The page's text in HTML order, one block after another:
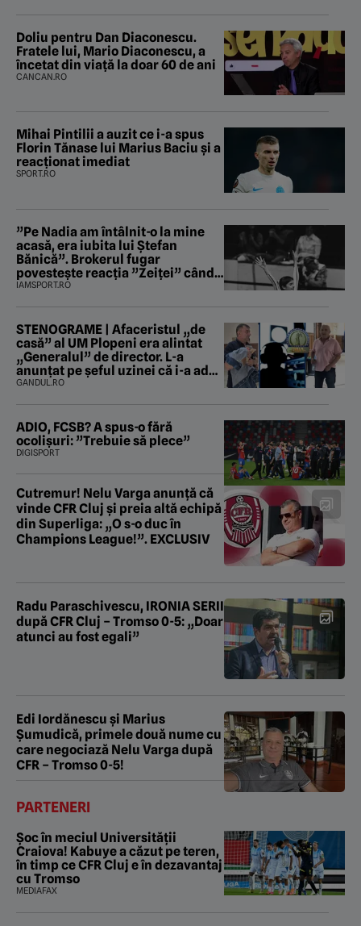
Doliu pentru Dan Diaconescu.
Fratele lui, Mario Diaconescu, a
încetat din viață la doar 60 de ani
CANCAN.RO
Mihai Pintilii a auzit ce i-a spus
Florin Tănase lui Marius Baciu și a
reacționat imediat
SPORT.RO
”Pe Nadia am întâlnit-o la mine
acasă, era iubita lui Ștefan
Bănică”. Brokerul fugar
povestește reacția ”Zeiței” când
i-a intrat în baie
IAMSPORT.RO
STENOGRAME | Afaceristul „de
casă” al UM Plopeni era alintat
„Generalul” de director. L-a
anunțat pe șeful uzinei că i-a adus
„subțireanu, așa”
GANDUL.RO
ADIO, FCSB? A spus-o fără
ocolișuri: ”Trebuie să plece”
DIGISPORT
Cutremur! Nelu Varga anunță că
vinde CFR Cluj și preia altă echipă
din Superliga: „O s-o duc în
Champions League!”. EXCLUSIV
Radu Paraschivescu, IRONIA SERII
după CFR Cluj – Tromso 0-5: „Doar
atunci au fost egali”
Edi Iordănescu și Marius
Șumudică, primele două nume cu
care negociază Nelu Varga după
CFR – Tromso 0-5!
PARTENERI
Șoc în meciul Universității
Craiova! Kabuye a căzut pe teren,
în timp ce CFR Cluj e în dezavantaj
cu Tromso
MEDIAFAX